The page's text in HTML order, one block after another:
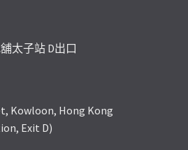
太子站 D出口
Kowloon, Hong Kong
Exit D)